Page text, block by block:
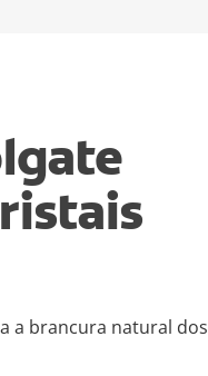
a brancura natural dos